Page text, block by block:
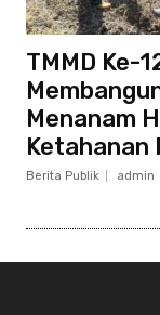
TMMD Ke-
Menanam
Ketahanan
Berita Publik admin